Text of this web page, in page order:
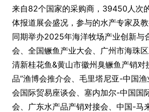
来自82个国家的采购商，39450人次
体报道展会盛况，参与的水产专家及
同期举办2025年海洋牧场产业创新与
会、全国鳜鱼产业大会、广州市海珠
清新桂花鱼&黄山市徽州臭鳜鱼产销对
品”渔博会推介会、毛里塔尼亚-中国
会国际贸易座谈会、塞内加尔-中国国
会、广东水产品产销对接会、中国-马